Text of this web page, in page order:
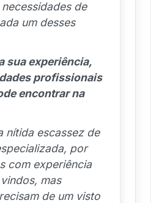
de
um desses
sua experiência,
profissionais
encontrar na
nítida escassez de
por
com experiência
mas
de um visto